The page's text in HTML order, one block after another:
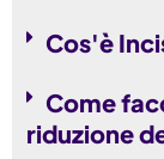
Cos'è
Come
riduzione